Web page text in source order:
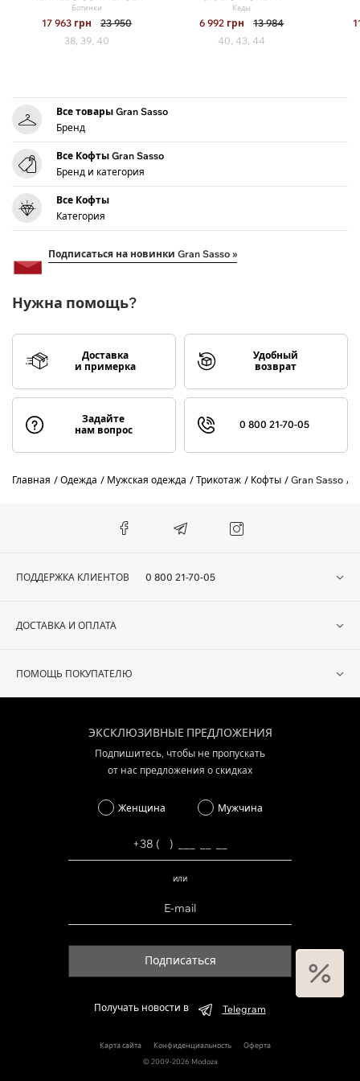
Ботинки
17 963 грн
23 950
38, 39, 40
Кеды
6 992 грн
13 984
40, 43, 44
Все товары Gran Sasso
Бренд
Все Кофты Gran Sasso
Бренд и категория
Все Кофты
Категория
Подписаться на новинки Gran Sasso »
Нужна помощь?
Доставка
и примерка
Удобный
возврат
Задайте
нам вопрос
0 800 21-70-05
Главная Одежда Мужская одежда Трикотаж Кофты Gran Sasso
ПОДДЕРЖКА КЛИЕНТОВ 0 800 21-70-05
ДОСТАВКА И ОПЛАТА
ПОМОЩЬ ПОКУПАТЕЛЮ
ЭКСКЛЮЗИВНЫЕ ПРЕДЛОЖЕНИЯ
Подпишитесь, чтобы не пропускать
от нас предложения о скидках
Женщина Мужчина
или
Подписаться
Получать новости в Telegram
Карта сайта Конфиденциальность
Оферта
© 2009-2026 Modoza